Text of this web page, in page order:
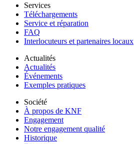
Services
Téléchargements
Service et réparation
FAQ
Interlocuteurs et partenaires locaux
Actualités
Actualités
Événements
Exemples pratiques
Société
À propos de KNF
Engagement
Notre engagement qualité
Historique